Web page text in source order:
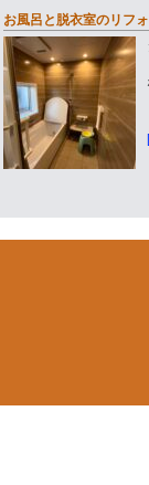
お風呂と脱衣室のリフ